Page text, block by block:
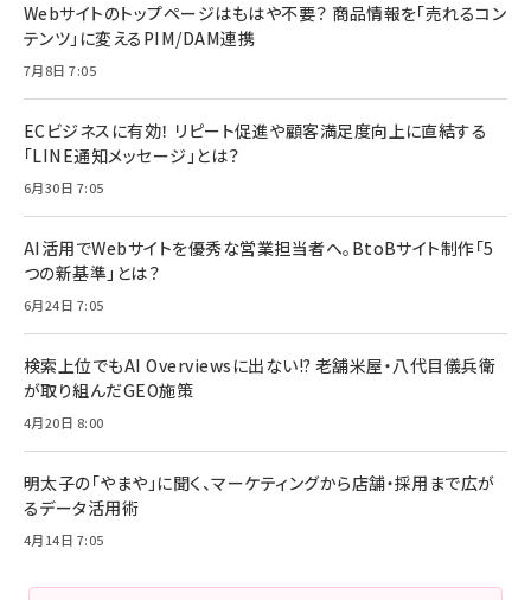
Webサイトのトップページはもはや不要？ 商品情報を「売れるコン
テンツ」に変えるPIM/DAM連携
7月8日 7:05
ECビジネスに有効！ リピート促進や顧客満足度向上に直結する
「LINE通知メッセージ」とは？
6月30日 7:05
AI活用でWebサイトを優秀な営業担当者へ。BtoBサイト制作「5
つの新基準」とは？
6月24日 7:05
検索上位でもAI Overviewsに出ない!? 老舗米屋・八代目儀兵衛
が取り組んだGEO施策
4月20日 8:00
明太子の「やまや」に聞く、マーケティングから店舗・採用まで広が
るデータ活用術
4月14日 7:05